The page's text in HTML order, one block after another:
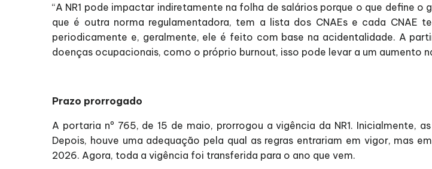
“A NR1 pode impactar indiretamente na folha de salários porque o que define
que é outra norma regulamentadora, tem a lista dos CNAEs e cada CNAE
periodicamente e, geralmente, ele é feito com base na acidentalidade. A
doenças ocupacionais, como o próprio burnout, isso pode levar a um aumento
Prazo prorrogado
A portaria nº 765, de 15 de maio, prorrogou a vigência da NR1. Inicialmente,
Depois, houve uma adequação pela qual as regras entrariam em vigor, mas
2026. Agora, toda a vigência foi transferida para o ano que vem.